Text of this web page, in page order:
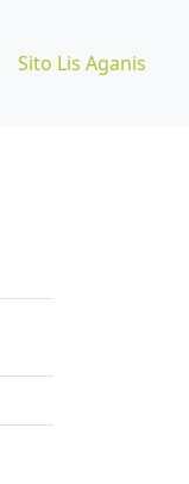
Sito Lis Aganis